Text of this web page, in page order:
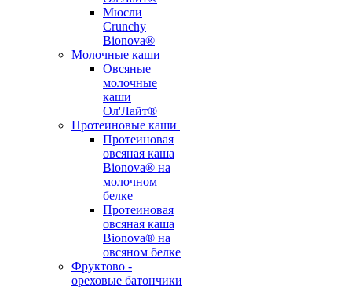
Мюсли
Crunchy
Bionova®
Молочные каши
Овсяные
молочные
каши
Ол'Лайт®
Протеиновые каши
Протеиновая
овсяная каша
Bionova® на
молочном
белке
Протеиновая
овсяная каша
Bionova® на
овсяном белке
Фруктово -
ореховые батончики